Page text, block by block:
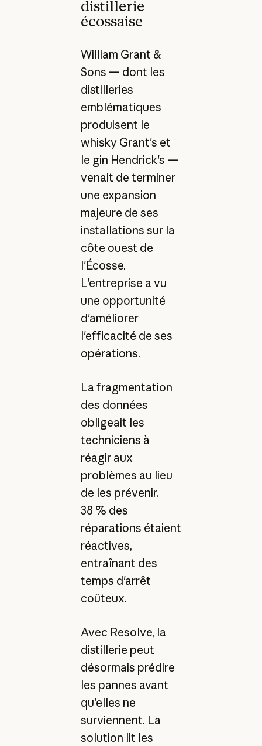
distillerie
écossaise
William Grant &
Sons — dont les
distilleries
emblématiques
produisent le
whisky Grant's et
le gin Hendrick's —
venait de terminer
une expansion
majeure de ses
installations sur la
côte ouest de
l'Écosse.
L'entreprise a vu
une opportunité
d'améliorer
l'efficacité de ses
opérations.
La fragmentation
des données
obligeait les
techniciens à
réagir aux
problèmes au lieu
de les prévenir.
38 % des
réparations étaient
réactives,
entraînant des
temps d'arrêt
coûteux.
Avec Resolve, la
distillerie peut
désormais prédire
les pannes avant
qu'elles ne
surviennent. La
solution lit les